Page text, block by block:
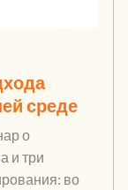
среде
о
и три
во